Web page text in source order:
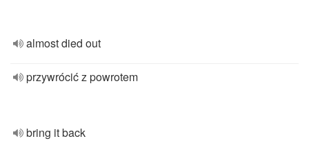
almost died out
przywrócić z powrotem
bring it back